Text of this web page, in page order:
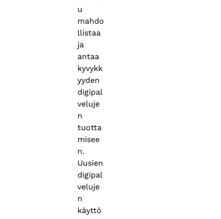
u
mahdo
llistaa
ja
antaa
kyvykk
yyden
digipal
veluje
n
tuotta
misee
n.
Uusien
digipal
veluje
n
käyttö